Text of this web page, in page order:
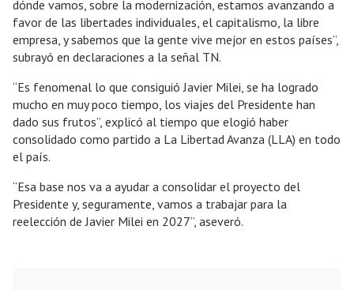
dónde vamos, sobre la modernización, estamos avanzando a
favor de las libertades individuales, el capitalismo, la libre
empresa, y sabemos que la gente vive mejor en estos países”,
subrayó en declaraciones a la señal TN.
“Es fenomenal lo que consiguió Javier Milei, se ha logrado
mucho en muy poco tiempo, los viajes del Presidente han
dado sus frutos”, explicó al tiempo que elogió haber
consolidado como partido a La Libertad Avanza (LLA) en todo
el país.
“Esa base nos va a ayudar a consolidar el proyecto del
Presidente y, seguramente, vamos a trabajar para la
reelección de Javier Milei en 2027”, aseveró.